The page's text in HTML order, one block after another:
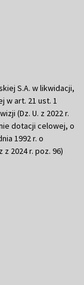
S.A. w likwidacji,
w art. 21 ust. 1
(Dz. U. z 2022 r.
dotacji celowej, o
1992 r. o
2024 r. poz. 96)